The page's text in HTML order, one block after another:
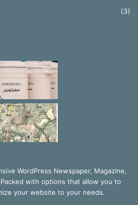
(3)
WordPress Newspaper, Magazine,
with options that allow you to
your website to your needs.